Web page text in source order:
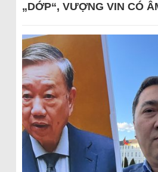
„DỚP“, VƯỢNG VIN CÓ